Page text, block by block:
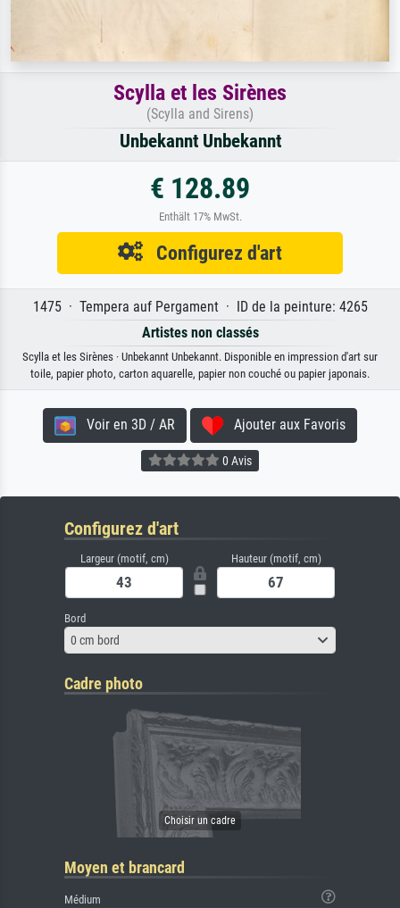
Scylla et les Sirènes
(Scylla and Sirens)
Unbekannt Unbekannt
€ 128.89
Enthält 17% MwSt.
Configurez d'art
1475 · Tempera auf Pergament · ID de la peinture: 4265
Artistes non classés
Scylla et les Sirènes · Unbekannt Unbekannt. Disponible en impression d'art sur
toile, papier photo, carton aquarelle, papier non couché ou papier japonais.
Voir en 3D / AR Ajouter aux Favoris
0 Avis
Configurez d'art
Largeur (motif, cm) Hauteur (motif, cm)
Bord
0 cm bord
Cadre photo
Moyen et brancard
Médium